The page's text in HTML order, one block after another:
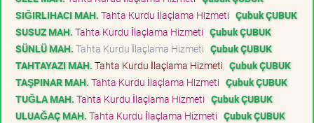
SIĞIRLIHACI MAH. Tahta Kurdu İlaçlama Hizmeti Çubuk ÇUBUK
SUSUZ MAH. Tahta Kurdu İlaçlama Hizmeti Çubuk ÇUBUK
SÜNLÜ MAH. Tahta Kurdu İlaçlama Hizmeti Çubuk ÇUBUK
TAHTAYAZI MAH. Tahta Kurdu İlaçlama Hizmeti Çubuk ÇUBUK
TAŞPINAR MAH. Tahta Kurdu İlaçlama Hizmeti Çubuk ÇUBUK
TUĞLA MAH. Tahta Kurdu İlaçlama Hizmeti Çubuk ÇUBUK
ULUAĞAÇ MAH. Tahta Kurdu İlaçlama Hizmeti Çubuk ÇUBUK